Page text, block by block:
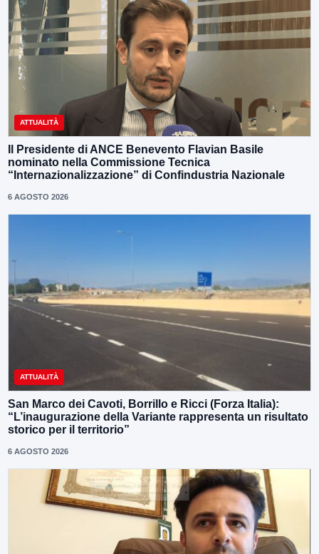
ATTUALITÀ
Il Presidente di ANCE Benevento Flavian Basile
nominato nella Commissione Tecnica
“Internazionalizzazione” di Confindustria Nazionale
6 AGOSTO 2026
ATTUALITÀ
San Marco dei Cavoti, Borrillo e Ricci (Forza Italia):
“L’inaugurazione della Variante rappresenta un risultato
storico per il territorio”
6 AGOSTO 2026